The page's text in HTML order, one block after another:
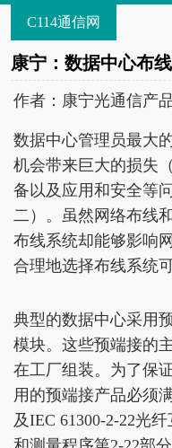
C114通信网
康宁：数据中心布
作者：康宁光通信产
数据中心管理员最大
机会带来巨大的损失
备以及应用和安全等
二）。虽然网络布线
布线系统却能够影响
合理地选择布线系统
典型的数据中心采用
模块。这些预端接的
在工厂组装。为了保
用的预端接产品必须
及IEC 61300-2-22光